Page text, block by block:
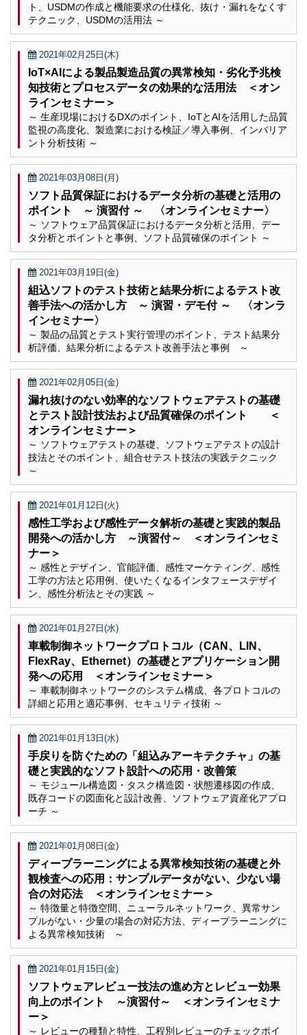
ト、USDMの作成と機能要求の仕様化、抜け・漏れをなくす
テクニック、USDMの活用法 ～
2021年02月25日(木)
IoT×AIによる製品製造品質の異常検知・劣化予兆検
知技術とプロセスデータの効果的な活用法 ＜オン
ラインセミナー＞
～ 生産現場におけるDXのポイント、IoTとAIを活用した品質
監視の高度化、製造業における検証／導入事例、インバリア
ント分析技術 ～
2021年03月08日(月)
ソフト品質保証におけるデータ分析の基礎と活用の
ポイント ～ 演習付 ～ 〈オンラインセミナー〉
～ ソフトウェア品質保証におけるデータ分析と活用、デー
タ分析とポイントと事例、ソフト品質確保のポイント ～
2021年03月19日(金)
組込ソフトのテスト技術と結果分析によるテスト改
善手法への活かし方 ～ 演習・デモ付 ～ 〈オンラ
インセミナー〉
～ 製品の品質とテスト実行管理のポイント、テスト結果分
析評価、結果分析によるテスト改善手法と事例 ～
2021年02月05日(金)
漏れ抜けのない効率的なソフトウェアテストの基礎
とテスト設計技法および品質確保のポイント ＜
オンラインセミナー＞
～ ソフトウェアテストの基礎、ソフトウェアテストの設計
技法とそのポイント、組合せテスト技法の実践テクニック
～
2021年01月12日(火)
感性工学および感性データ解析の基礎と実践的製品
開発への活かし方 ～演習付～ ＜オンラインセミ
ナー＞
～ 感性とデザイン、官能評価、感性マーケティング、感性
工学の方法と応用例、使いたくなるインタフェースデザイ
ン、感性分析法とその実践 ～
2021年01月27日(水)
車載制御ネットワークプロトコル（CAN、LIN、
FlexRay、Ethernet）の基礎とアプリケーション開
発への応用 ＜オンラインセミナー＞
～ 車載制御ネットワークのシステム構成、各プロトコルの
詳細と応用と適応事例、セキュリティ技術 ～
2021年01月13日(水)
手戻りを防ぐための「組込みアーキテクチャ」の基
礎と実践的なソフト設計への応用・改善策
～ モジュール構造図・タスク構造図・状態遷移図の作成、
既存コードの図面化と設計改善、ソフトウェア資産化アプロ
ーチ ～
2021年01月08日(金)
ディープラーニングによる異常検知技術の基礎と外
観検査への応用：サンプルデータがない、少ない場
合の対応法 ＜オンラインセミナー＞
～ 特徴量と特徴空間、ニューラルネットワーク、異常サン
プルがない・少量の場合の対応方法、ディープラーニングに
よる異常検知技術 ～
2021年01月15日(金)
ソフトウェアレビュー技法の進め方とレビュー効果
向上のポイント ～演習付～ ＜オンラインセミナ
ー＞
～ レビューの種類と特性、工程別レビューのチェックポイ